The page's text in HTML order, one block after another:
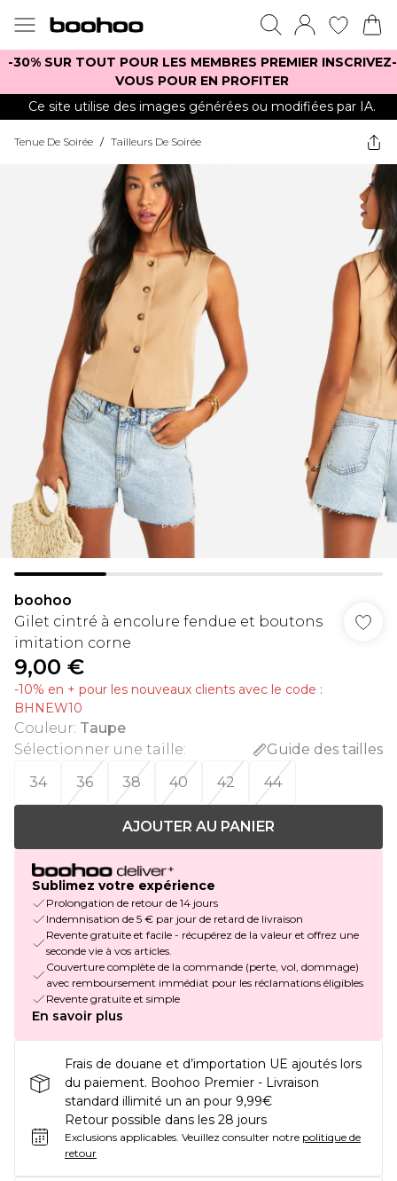
-30% SUR TOUT POUR LES MEMBRES PREMIER INSCRIVEZ-
VOUS POUR EN PROFITER
Ce site utilise des images générées ou modifiées par IA.
Tenue De Soirée / Tailleurs De Soirée
boohoo
Gilet cintré à encolure fendue et boutons
imitation corne
9,00 €
-10% en + pour les nouveaux clients avec le code :
BHNEW10
Couleur: Taupe
Sélectionner une taille:
Guide des tailles
34
36 38 40 42 44
AJOUTER AU PANIER
Sublimez votre expérience
Prolongation de retour de 14 jours
Indemnisation de 5 € par jour de retard de livraison
Revente gratuite et facile - récupérez de la valeur et offrez une
seconde vie à vos articles.
Couverture complète de la commande (perte, vol, dommage)
avec remboursement immédiat pour les réclamations éligibles
Revente gratuite et simple
En savoir plus
Frais de douane et d’importation UE ajoutés lors
du paiement. Boohoo Premier - Livraison
standard illimité un an pour 9,99€
Retour possible dans les 28 jours
Exclusions applicables. Veuillez consulter notre politique de
retour